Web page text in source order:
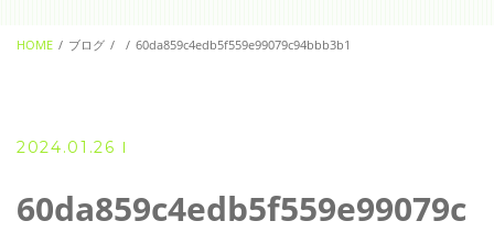
contact
HOME ブログ 60da859c4edb5f559e99079c94bbb3b1
2024.01.26
60da859c4edb5f559e99079c